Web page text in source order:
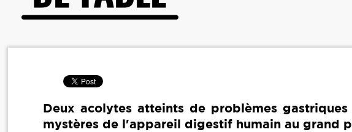
Deux acolytes atteints de problèmes
mystères de l'appareil digestif humain au grand